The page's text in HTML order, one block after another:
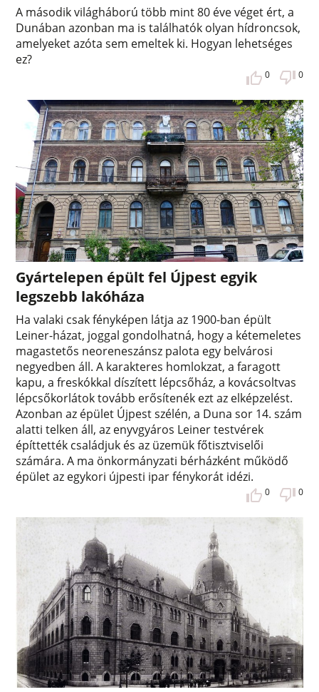
A második világháború több mint 80 éve véget ért, a
Dunában azonban ma is találhatók olyan hídroncsok,
amelyeket azóta sem emeltek ki. Hogyan lehetséges
ez?
0 0
Gyártelepen épült fel Újpest egyik
legszebb lakóháza
Ha valaki csak fényképen látja az 1900-ban épült
Leiner-házat, joggal gondolhatná, hogy a kétemeletes
magastetős neoreneszánsz palota egy belvárosi
negyedben áll. A karakteres homlokzat, a faragott
kapu, a freskókkal díszített lépcsőház, a kovácsoltvas
lépcsőkorlátok tovább erősítenék ezt az elképzelést.
Azonban az épület Újpest szélén, a Duna sor 14. szám
alatti telken áll, az enyvgyáros Leiner testvérek
építtették családjuk és az üzemük főtisztviselői
számára. A ma önkormányzati bérházként működő
épület az egykori újpesti ipar fénykorát idézi.
0 0